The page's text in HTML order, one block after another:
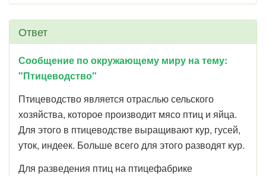
Ответ
Сообщение по окружающему миру на тему:
"Птицеводство"
Птицеводство является отраслью сельского
хозяйства, которое производит мясо птиц и яйца.
Для этого в птицеводстве выращивают кур, гусей,
уток, индеек. Больше всего для этого разводят кур.
Для разведения птиц на птицефабрике